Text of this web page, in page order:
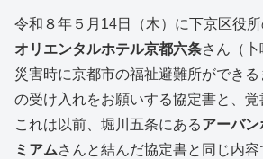
令和８年５月14日（木）に下京区役所
オリエンタルホテル京都六条さん（
災害時に京都市の福祉避難所ができ
の受け入れをお願いする協定書と、覚
これは以前、堀川五条にあるアーバ
ミアムさんと結んだ協定書と同じ内容